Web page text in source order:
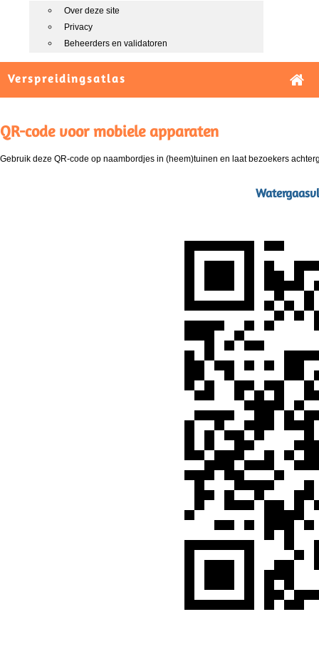
Over deze site
Privacy
Beheerders en validatoren
Verspreidingsatlas
QR-code voor mobiele apparaten
Gebruik deze QR-code op naambordjes in (heem)tuinen en laat bezoekers